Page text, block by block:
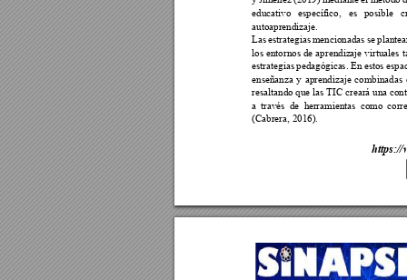
https://
educativo específico, es posible
autoaprendizaje.
Las estrategias mencionadas se
los entornos de aprendizaje virtuales
estrategias pedagógicas. En estos e
enseñanza y aprendizaje combinadas
resaltando que las TIC creará una
a través de herramientas como
(Cabrera, 2016).